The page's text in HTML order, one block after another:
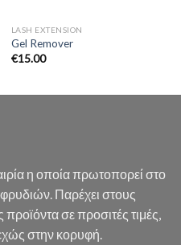
LASH EXTENSION
Gel Remover
€15.00
η οποία πρωτοπορεί στο
Παρέχει στους
σε προσιτές τιμές,
στην κορυφή.